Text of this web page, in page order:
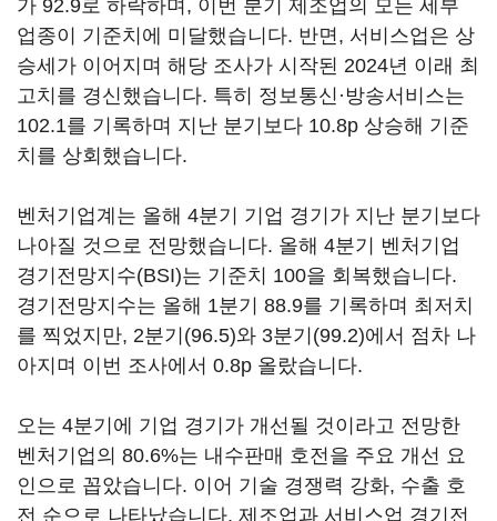
가 92.9로 하락하며, 이번 분기 제조업의 모든 세부
업종이 기준치에 미달했습니다. 반면, 서비스업은 상
승세가 이어지며 해당 조사가 시작된 2024년 이래 최
고치를 경신했습니다. 특히 정보통신·방송서비스는
102.1를 기록하며 지난 분기보다 10.8p 상승해 기준
치를 상회했습니다.
벤처기업계는 올해 4분기 기업 경기가 지난 분기보다
나아질 것으로 전망했습니다. 올해 4분기 벤처기업
경기전망지수(BSI)는 기준치 100을 회복했습니다.
경기전망지수는 올해 1분기 88.9를 기록하며 최저치
를 찍었지만, 2분기(96.5)와 3분기(99.2)에서 점차 나
아지며 이번 조사에서 0.8p 올랐습니다.
오는 4분기에 기업 경기가 개선될 것이라고 전망한
벤처기업의 80.6%는 내수판매 호전을 주요 개선 요
인으로 꼽았습니다. 이어 기술 경쟁력 강화, 수출 호
전 순으로 나타났습니다. 제조업과 서비스업 경기전